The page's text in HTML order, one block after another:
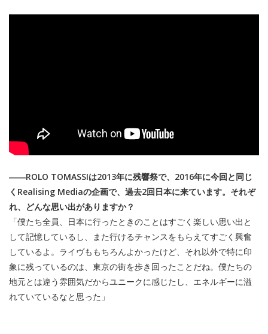
――ROLO TOMASSIは2013年に残響祭で、2016年に今回と同じ
くRealising Mediaの企画で、過去2回日本に来ています。それぞ
れ、どんな思い出がありますか？
「僕たち全員、日本に行ったときのことはすごく楽しい思い出と
して記憶しているし、また行けるチャンスをもらえてすごく興奮
しているよ。ライヴももちろんよかったけど、それ以外で特に印
象に残っているのは、東京の街を歩き回ったことだね。僕たちの
地元とは違う雰囲気だからユニークに感じたし、エネルギーに溢
れていているなと思った」